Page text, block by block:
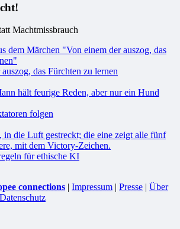
Machtmissbrauch
das Fürchten zu lernen
folgen
für ethische KI
connections | Impressum | Presse | Über
Datenschutz